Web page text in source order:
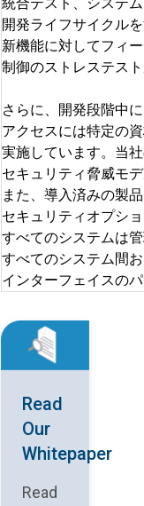
開発ライフサイクル
新機能に対してフィ
制御のストレステス
さらに、開発段階中
アクセスには特定の
実施しています。当
セキュリティ脅威モ
また、導入済みの製
セキュリティオプシ
すべてのシステムは
すべてのシステム間
インターフェイスの
Read
Our
Whitepaper
Read